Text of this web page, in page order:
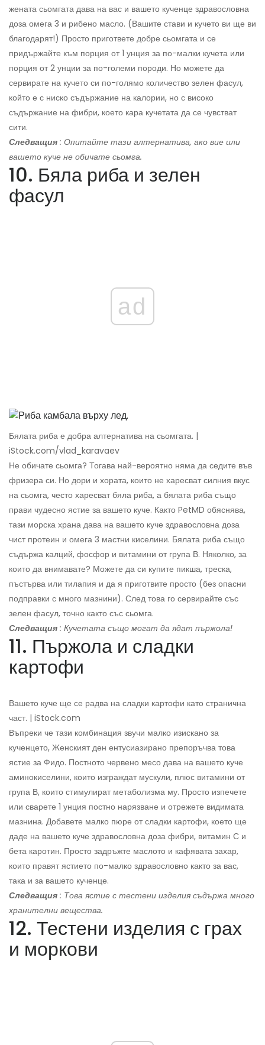
жената сьомгата дава на вас и вашето кученце здравословна
доза омега 3 и рибено масло. (Вашите стави и кучето ви ще ви
благодарят!) Просто пригответе добре сьомгата и се
придържайте към порция от 1 унция за по-малки кучета или
порция от 2 унции за по-големи породи. Но можете да
сервирате на кучето си по-голямо количество зелен фасул,
който е с ниско съдържание на калории, но с високо
съдържание на фибри, което кара кучетата да се чувстват
сити.
Следващия : Опитайте тази алтернатива, ако вие или
вашето куче не обичате сьомга.
10. Бяла риба и зелен
фасул
ad
Бялата риба е добра алтернатива на сьомгата. |
iStock.com/vlad_karavaev
Не обичате сьомга? Тогава най-вероятно няма да седите във
фризера си. Но дори и хората, които не харесват силния вкус
на сьомга, често харесват бяла риба, а бялата риба също
прави чудесно ястие за вашето куче. Както PetMD обяснява,
тази морска храна дава на вашето куче здравословна доза
чист протеин и омега 3 мастни киселини. Бялата риба също
съдържа калций, фосфор и витамини от група В. Няколко, за
които да внимавате? Можете да си купите пикша, треска,
пъстърва или тилапия и да я приготвите просто (без опасни
подправки с много мазнини). След това го сервирайте със
зелен фасул, точно както със сьомга.
Следващия : Кучетата също могат да ядат пържола!
11. Пържола и сладки
картофи
Вашето куче ще се радва на сладки картофи като странична
част. | iStock.com
Въпреки че тази комбинация звучи малко изискано за
кученцето, Женският ден ентусиазирано препоръчва това
ястие за Фидо. Постното червено месо дава на вашето куче
аминокиселини, които изграждат мускули, плюс витамини от
група В, които стимулират метаболизма му. Просто изпечете
или сварете 1 унция постно нарязване и отрежете видимата
мазнина. Добавете малко пюре от сладки картофи, което ще
даде на вашето куче здравословна доза фибри, витамин С и
бета каротин. Просто задръжте маслото и кафявата захар,
които правят ястието по-малко здравословно както за вас,
така и за вашето кученце.
Следващия : Това ястие с тестени изделия съдържа много
хранителни вещества.
12. Тестени изделия с грах
и моркови